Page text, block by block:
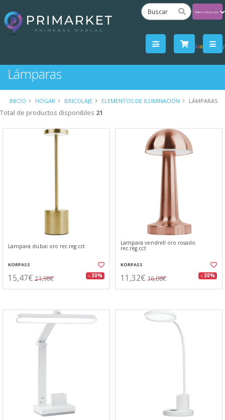
by
Lámparas
INICIO HOGAR BRICOLAJE ELEMENTOS DE ILUMINACIÓN LÁMPARAS
Total de productos disponibles 21
Lampara dubai oro rec.reg.cct
KORPASS
15,47€ 21,98€ - 30%
Lampara vendrell oro rosado
rec.reg.cct
KORPASS
11,32€ 16,08€ - 30%